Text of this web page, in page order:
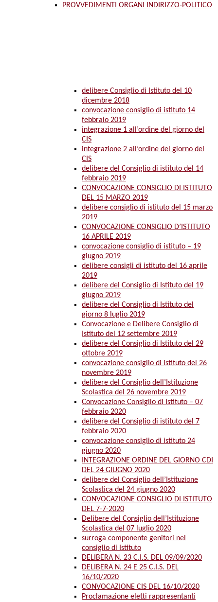
PROVVEDIMENTI ORGANI INDIRIZZO-POLITICO
delibere Consiglio di Istituto del 10
dicembre 2018
convocazione consiglio di istituto 14
febbraio 2019
integrazione 1 all’ordine del giorno del
CIS
integrazione 2 all’ordine del giorno del
CIS
delibere del Consiglio di istituto del 14
febbraio 2019
CONVOCAZIONE CONSIGLIO DI ISTITUTO
DEL 15 MARZO 2019
delibere consiglio di istituto del 15 marzo
2019
CONVOCAZIONE CONSIGLIO D’ISTITUTO
16 APRILE 2019
convocazione consiglio di istituto – 19
giugno 2019
delibere consigli di istituto del 16 aprile
2019
delibere del Consiglio di Istituto del 19
giugno 2019
delibere del Consiglio di Istituto del
giorno 8 luglio 2019
Convocazione e Delibere Consiglio di
Istituto del 12 settembre 2019
delibere del Consiglio di Istituto del 29
ottobre 2019
convocazione consiglio di istituto del 26
novembre 2019
delibere del Consiglio dell’Istituzione
Scolastica del 26 novembre 2019
Convocazione Consiglio di Istituto – 07
febbraio 2020
delibere del Consiglio di istituto del 7
febbraio 2020
convocazione consiglio di istituto 24
giugno 2020
INTEGRAZIONE ORDINE DEL GIORNO CDI
DEL 24 GIUGNO 2020
delibere del Consiglio dell’Istituzione
Scolastica del 24 giugno 2020
CONVOCAZIONE CONSIGLIO DI ISTITUTO
DEL 7-7-2020
Delibere del Consiglio dell’Istituzione
Scolastica del 07 luglio 2020
surroga componente genitori nel
consiglio di Istituto
DELIBERA N. 23 C.I.S. DEL 09/09/2020
DELIBERA N. 24 E 25 C.I.S. DEL
16/10/2020
CONVOCAZIONE CIS DEL 16/10/2020
Proclamazione eletti rappresentanti